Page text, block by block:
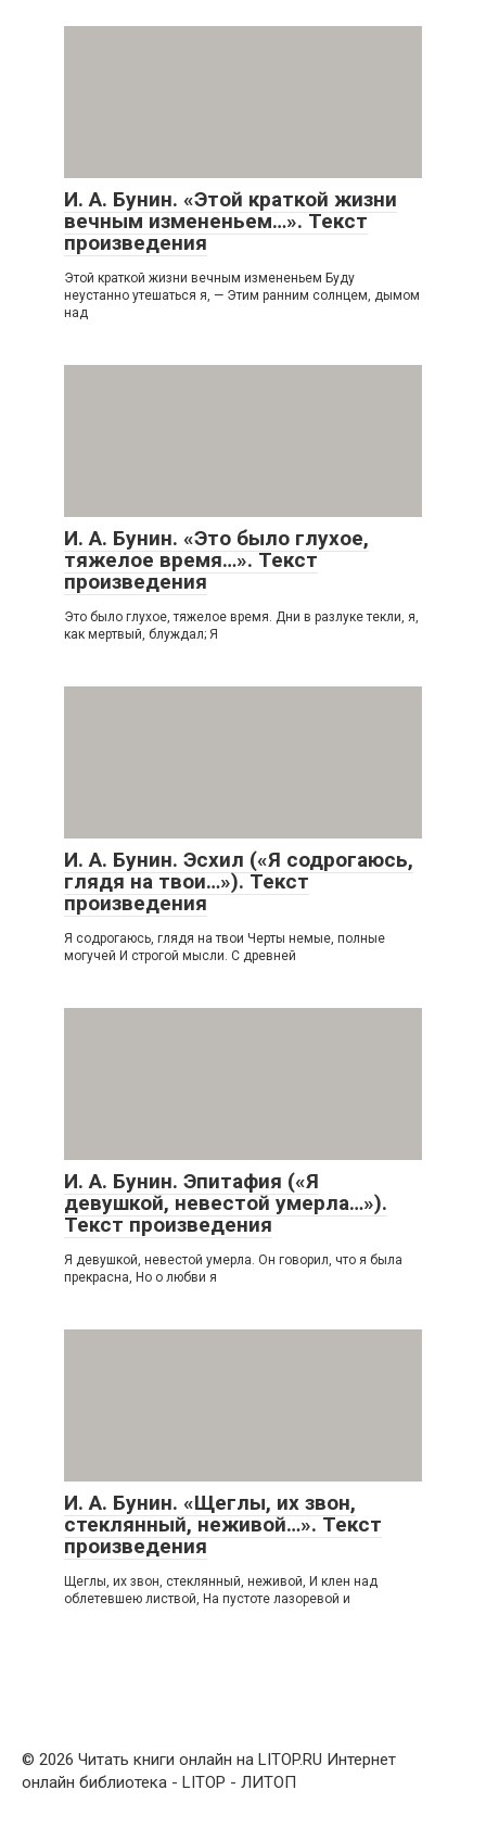
И. А. Бунин. «Этой краткой жизни
вечным измененьем…». Текст
произведения
Этой краткой жизни вечным измененьем Буду
неустанно утешаться я, — Этим ранним солнцем, дымом
над
И. А. Бунин. «Это было глухое,
тяжелое время…». Текст
произведения
Это было глухое, тяжелое время. Дни в разлуке текли, я,
как мертвый, блуждал; Я
И. А. Бунин. Эсхил («Я содрогаюсь,
глядя на твои…»). Текст
произведения
Я содрогаюсь, глядя на твои Черты немые, полные
могучей И строгой мысли. С древней
И. А. Бунин. Эпитафия («Я
девушкой, невестой умерла…»).
Текст произведения
Я девушкой, невестой умерла. Он говорил, что я была
прекрасна, Но о любви я
И. А. Бунин. «Щеглы, их звон,
стеклянный, неживой…». Текст
произведения
Щеглы, их звон, стеклянный, неживой, И клен над
облетевшею листвой, На пустоте лазоревой и
© 2026 Читать книги онлайн на LITOP.RU Интернет
онлайн библиотека - LITOP - ЛИТОП